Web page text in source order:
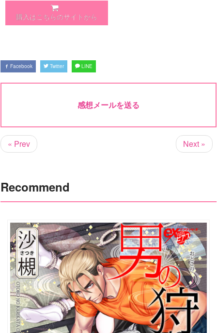
購入はこちらのサイトから
Facebook Twitter LINE
感想メールを送る
« Prev Next »
Recommend